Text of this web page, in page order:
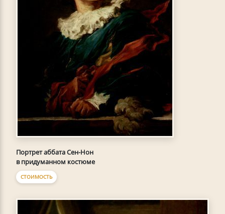
Портрет аббата Сен-Нон
в придуманном костюме
СТОИМОСТЬ